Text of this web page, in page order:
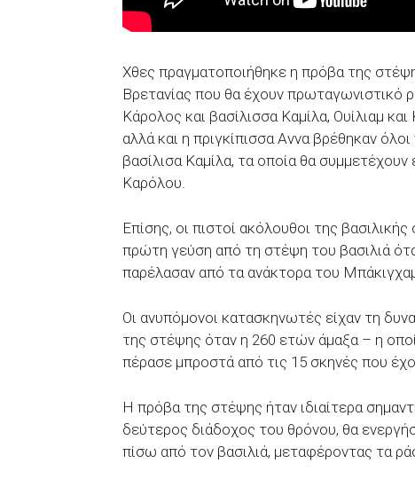
Χθες πραγματοποιήθηκε η πρόβα της
Βρετανίας που θα έχουν πρωταγωνιστικό
Κάρολος και βασίλισσα Καμίλα, Ουίλιαμ
αλλά και η πριγκίπισσα Αννα βρέθηκαν
βασίλισα Καμίλα, τα οποία θα
Καρόλου.
Επίσης, οι πιστοί ακόλουθοι της
πρώτη γεύση από τη στέψη του βασιλιά
παρέλασαν από τα ανάκτορα του
Οι ανυπόμονοι κατασκηνωτές είχαν τη
της στέψης όταν η 260 ετών άμαξα – η
πέρασε μπροστά από τις 15 σκηνές που
Η πρόβα της στέψης ήταν ιδιαίτερα
δεύτερος διάδοχος του θρόνου, θα
πίσω από τον βασιλιά, μεταφέροντας τα